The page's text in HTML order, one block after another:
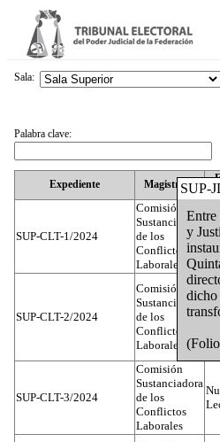
SUP-
Entre
y
dicho
Expediente Magistrado
SUP-CLT-1/2024
Comisión
Sustanciadora
de los
Conflictos
Laborales
SUP-CLT-2/2024
Comisión
Sustanciadora
de los
Conflictos
Laborales
SUP-CLT-3/2024
Comisión
Sustanciadora
de los
Conflictos
Laborales
Sala:
Palabra clave: